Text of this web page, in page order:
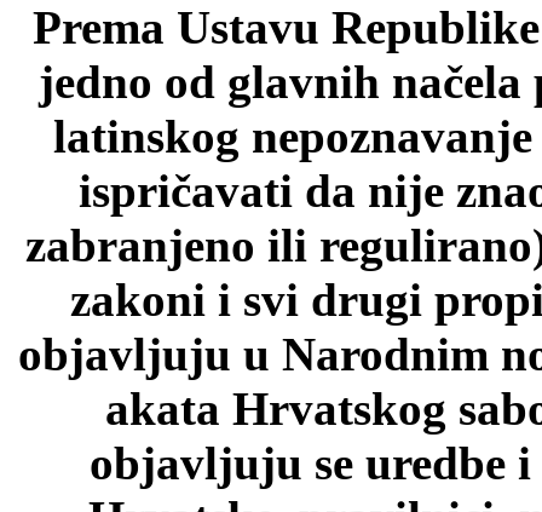
Prema Ustavu
jedno od glavnih
latinskog
ispričavati da nije
zabranjeno ili
zakoni i svi drugi
objavljuju u Narodnim
akata Hrvatskog
objavljuju se uredbe